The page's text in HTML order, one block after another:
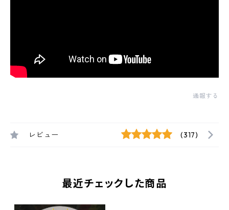
通報する
レビュー (317)
最近チェックした商品